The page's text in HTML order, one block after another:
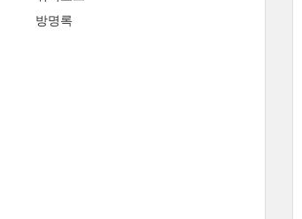
방명록